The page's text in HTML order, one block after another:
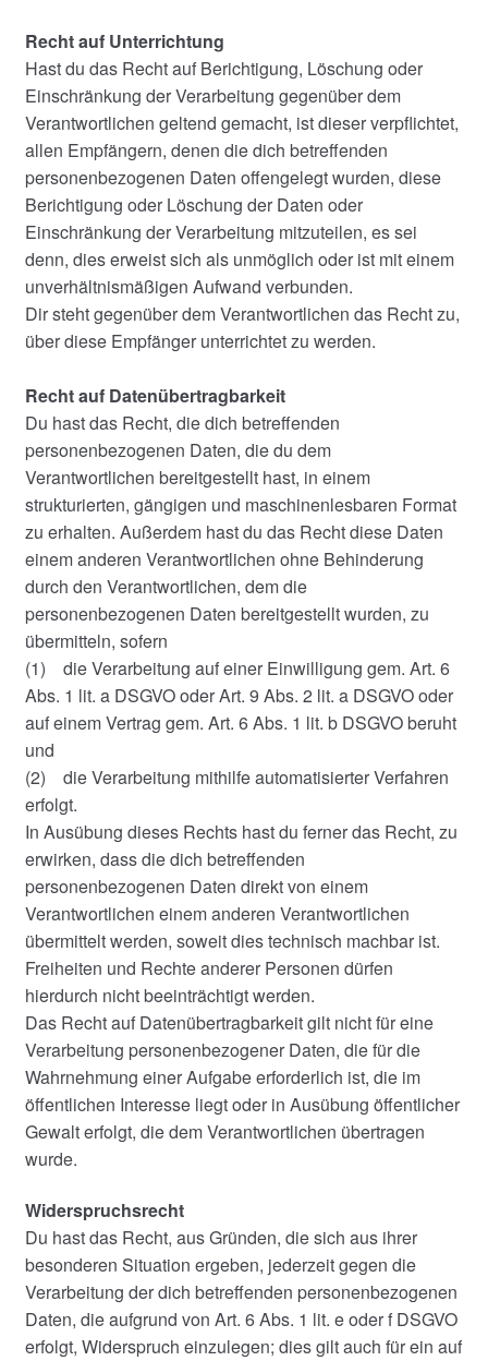
Recht auf Unterrichtung
Hast du das Recht auf Berichtigung, Löschung oder
Einschränkung der Verarbeitung gegenüber dem
Verantwortlichen geltend gemacht, ist dieser verpflichtet,
allen Empfängern, denen die dich betreffenden
personenbezogenen Daten offengelegt wurden, diese
Berichtigung oder Löschung der Daten oder
Einschränkung der Verarbeitung mitzuteilen, es sei
denn, dies erweist sich als unmöglich oder ist mit einem
unverhältnismäßigen Aufwand verbunden.
Dir steht gegenüber dem Verantwortlichen das Recht zu,
über diese Empfänger unterrichtet zu werden.
Recht auf Datenübertragbarkeit
Du hast das Recht, die dich betreffenden
personenbezogenen Daten, die du dem
Verantwortlichen bereitgestellt hast, in einem
strukturierten, gängigen und maschinenlesbaren Format
zu erhalten. Außerdem hast du das Recht diese Daten
einem anderen Verantwortlichen ohne Behinderung
durch den Verantwortlichen, dem die
personenbezogenen Daten bereitgestellt wurden, zu
übermitteln, sofern
(1) die Verarbeitung auf einer Einwilligung gem. Art. 6
Abs. 1 lit. a DSGVO oder Art. 9 Abs. 2 lit. a DSGVO oder
auf einem Vertrag gem. Art. 6 Abs. 1 lit. b DSGVO beruht
und
(2) die Verarbeitung mithilfe automatisierter Verfahren
erfolgt.
In Ausübung dieses Rechts hast du ferner das Recht, zu
erwirken, dass die dich betreffenden
personenbezogenen Daten direkt von einem
Verantwortlichen einem anderen Verantwortlichen
übermittelt werden, soweit dies technisch machbar ist.
Freiheiten und Rechte anderer Personen dürfen
hierdurch nicht beeinträchtigt werden.
Das Recht auf Datenübertragbarkeit gilt nicht für eine
Verarbeitung personenbezogener Daten, die für die
Wahrnehmung einer Aufgabe erforderlich ist, die im
öffentlichen Interesse liegt oder in Ausübung öffentlicher
Gewalt erfolgt, die dem Verantwortlichen übertragen
wurde.
Widerspruchsrecht
Du hast das Recht, aus Gründen, die sich aus ihrer
besonderen Situation ergeben, jederzeit gegen die
Verarbeitung der dich betreffenden personenbezogenen
Daten, die aufgrund von Art. 6 Abs. 1 lit. e oder f DSGVO
erfolgt, Widerspruch einzulegen; dies gilt auch für ein auf